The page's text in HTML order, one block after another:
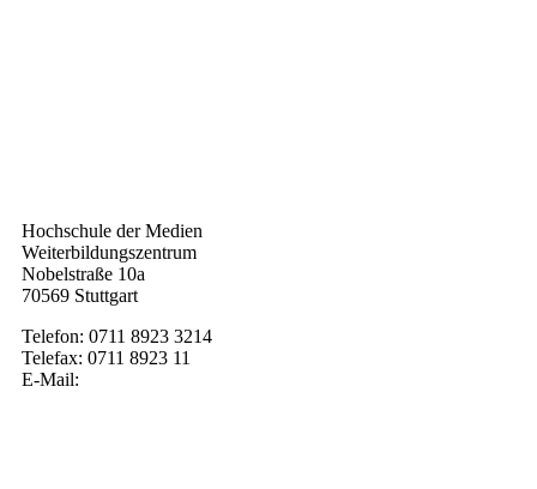
Hochschule der Medien
Weiterbildungszentrum
Nobelstraße 10a
70569 Stuttgart
Telefon: 0711 8923 3214
Telefax: 0711 8923 11
E-Mail: